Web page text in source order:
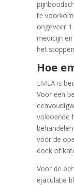
te
ongeveer
medicijn
het
Hoe
EMLA is
Voor een
voldoende
vóór de
doek of
Voor de
ejaculatie